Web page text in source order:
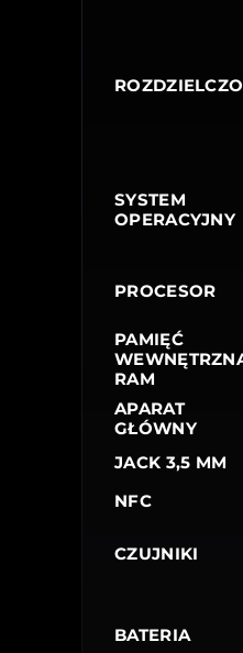
SYSTEM
OPERACYJNY
PROCESOR
PAMIĘĆ
RAM
APARAT
GŁÓWNY
JACK 3,5 MM
NFC
CZUJNIKI
BATERIA